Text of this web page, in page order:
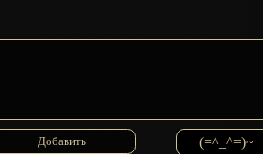
(=^_^=)~